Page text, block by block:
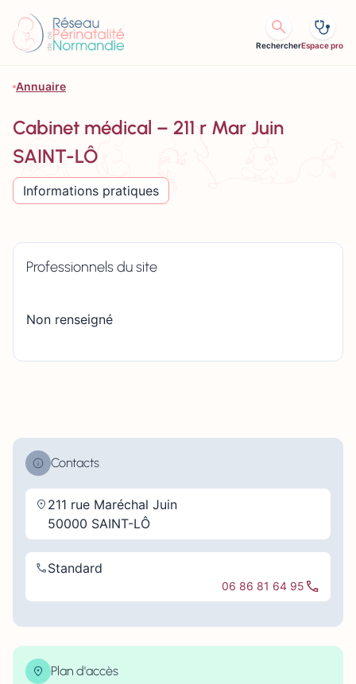
RechercherEspace pro
Annuaire
Cabinet médical – 211 r Mar Juin
SAINT-LÔ
Informations pratiques
Professionnels du site
Non renseigné
Contacts
211 rue Maréchal Juin
50000 SAINT-LÔ
Standard
06 86 81 64 95
Plan d'accès